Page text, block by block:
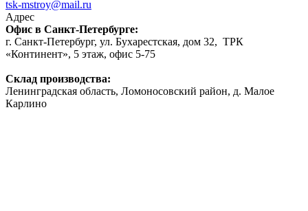
tsk-mstroy@mail.ru
Адрес
Офис в Санкт-Петербурге:
г. Санкт-Петербург, ул. Бухарестская, дом 32, ТРК
«Континент», 5 этаж, офис 5-75
Склад производства:
Ленинградская область, Ломоносовский район, д. Малое
Карлино